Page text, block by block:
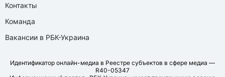
Контакты
Команда
Вакансии в РБК-Украина
Идентификатор онлайн-медиа в Реестре субъектов в сфере медиа —
R40-05347